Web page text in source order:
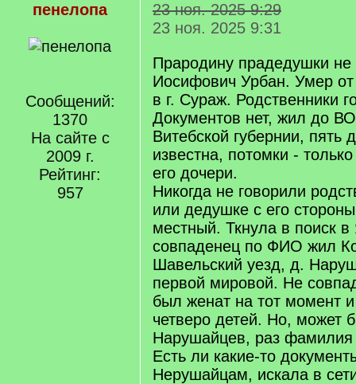
пенелопа
Сообщений:
1370
На сайте с
2009 г.
Рейтинг:
957
23 ноя. 2025 9:29
23 ноя. 2025 9:31
Прародину прадедушки
Иосифович Урбан. Умер от
в г. Сураж. Родственники
Документов нет, жил до
Витебской губернии, пять
известна, потомки -
его дочери.
Никогда не говорили
или дедушке с его
местный. Ткнула в поиск
совпаденец по ФИО жил
Шавельский уезд, д.
первой мировой. Не
был женат на тот момент
четверо детей. Но, может
Нарушайцев, раз фамилия
Есть ли какие-то
Нерушайцам, искала в